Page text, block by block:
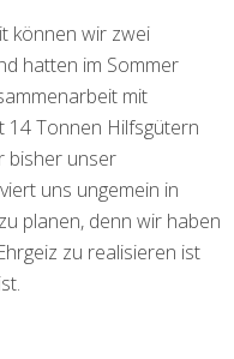
können wir zwei
hatten im Sommer
mit
14 Tonnen Hilfsgütern
bisher unser
uns ungemein in
planen, denn wir haben
zu realisieren ist